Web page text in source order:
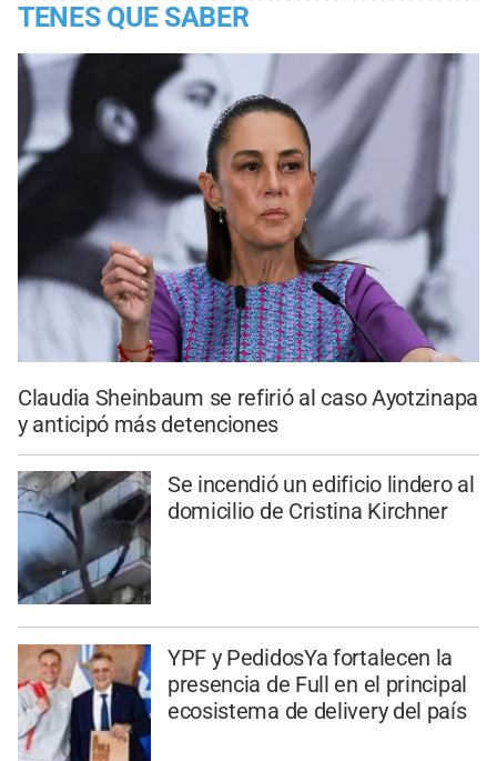
TENES QUE SABER
Claudia Sheinbaum se refirió al caso Ayotzinapa
y anticipó más detenciones
Se incendió un edificio lindero al
domicilio de Cristina Kirchner
YPF y PedidosYa fortalecen la
presencia de Full en el principal
ecosistema de delivery del país